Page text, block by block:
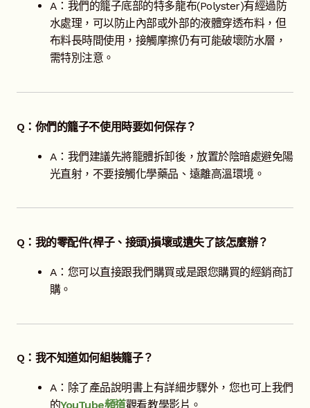
A：我們的籠子底部的特多龍布(Polyster)有經過防
水處理，可以防止內部或外部的液體穿透布料，但
布料長時間使用，接觸摩擦仍有可能破壞防水層，
需特別注意。
Q：你們的籠子不使用時要如何保存？
A：我們建議先將籠體拆卸後，放置於陰暗處避免陽
光直射，不要接觸化學藥品、遠離高溫環境。
Q：我的零配件(桿子、接頭)損壞或遺失了該怎麼辦？
A：您可以直接跟我們購買或是跟您購買的經銷商訂
購。
Q：我不知道如何組裝籠子？
A：除了產品說明書上有詳細步驟外，您也可上我們
的YouTube頻道觀看教學影片。